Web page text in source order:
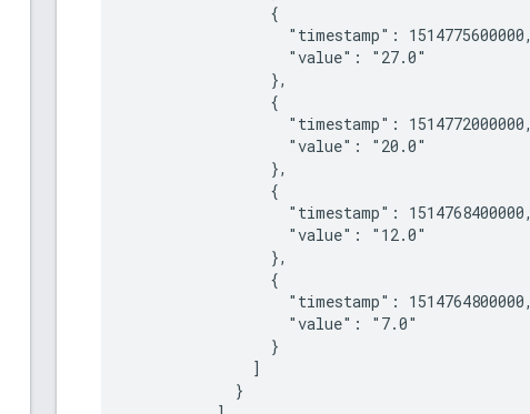
                {
                  "timestamp": 1514775600000,
                  "value": "27.0"
                },
                {
                  "timestamp": 1514772000000,
                  "value": "20.0"
                },
                {
                  "timestamp": 1514768400000,
                  "value": "12.0"
                },
                {
                  "timestamp": 1514764800000,
                  "value": "7.0"
                }
              ]
            }